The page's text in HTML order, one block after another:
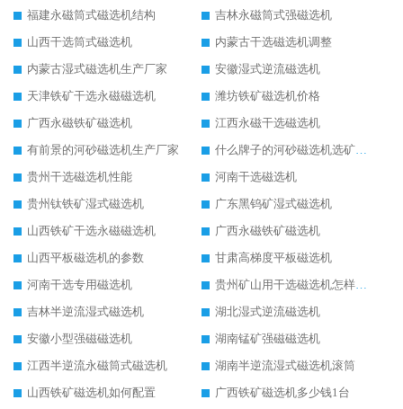
福建永磁筒式磁选机结构
吉林永磁筒式强磁选机
山西干选筒式磁选机
内蒙古干选磁选机调整
内蒙古湿式磁选机生产厂家
安徽湿式逆流磁选机
天津铁矿干选永磁磁选机
潍坊铁矿磁选机价格
广西永磁铁矿磁选机
江西永磁干选磁选机
有前景的河砂磁选机生产厂家
什么牌子的河砂磁选机选矿效果好
贵州干选磁选机性能
河南干选磁选机
贵州钛铁矿湿式磁选机
广东黑钨矿湿式磁选机
山西铁矿干选永磁磁选机
广西永磁铁矿磁选机
山西平板磁选机的参数
甘肃高梯度平板磁选机
河南干选专用磁选机
贵州矿山用干选磁选机怎样调磁
吉林半逆流湿式磁选机
湖北湿式逆流磁选机
安徽小型强磁磁选机
湖南锰矿强磁磁选机
江西半逆流永磁筒式磁选机
湖南半逆流湿式磁选机滚筒
山西铁矿磁选机如何配置
广西铁矿磁选机多少钱1台